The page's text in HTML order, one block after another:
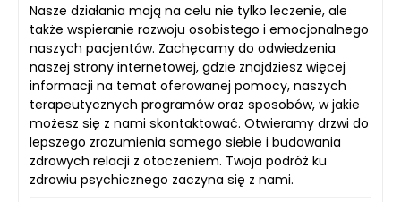
Nasze działania mają na celu nie tylko leczenie, ale
także wspieranie rozwoju osobistego i emocjonalnego
naszych pacjentów. Zachęcamy do odwiedzenia
naszej strony internetowej, gdzie znajdziesz więcej
informacji na temat oferowanej pomocy, naszych
terapeutycznych programów oraz sposobów, w jakie
możesz się z nami skontaktować. Otwieramy drzwi do
lepszego zrozumienia samego siebie i budowania
zdrowych relacji z otoczeniem. Twoja podróż ku
zdrowiu psychicznego zaczyna się z nami.